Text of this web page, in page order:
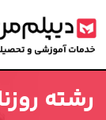
به
محتوا
رشته